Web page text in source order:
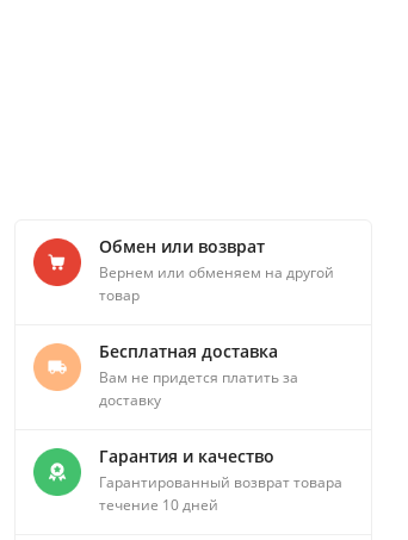
Обмен или возврат
Вернем или обменяем на другой
товар
Бесплатная доставка
Вам не придется платить за
доставку
Гарантия и качество
Гарантированный возврат товара
течение 10 дней